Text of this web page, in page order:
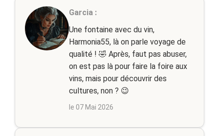
Garcia :
Une fontaine avec du vin,
Harmonia55, là on parle voyage de
qualité ! 🤣 Après, faut pas abuser,
on est pas là pour faire la foire aux
vins, mais pour découvrir des
cultures, non ? 😉
le 07 Mai 2026